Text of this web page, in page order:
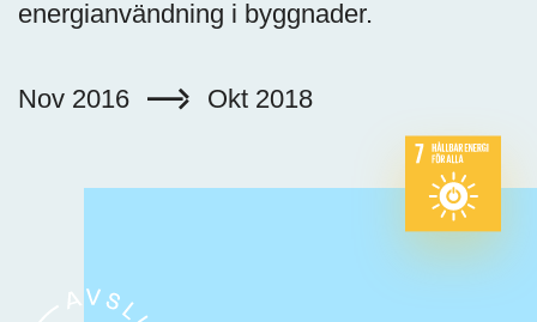
energianvändning i byggnader.
Nov 2016 Okt 2018